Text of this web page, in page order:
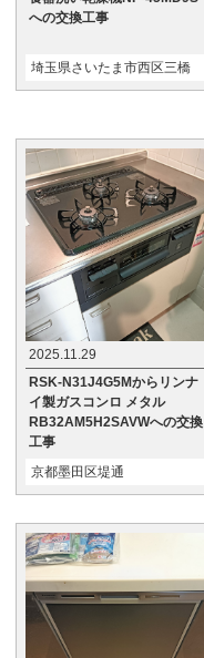
への交換工事
埼玉県さいたま市西区三橋
2025.11.29
RSK-N31J4G5Mからリンナ
イ製ガスコンロ メタル
RB32AM5H2SAVWへの交換
工事
京都墨田区堤通